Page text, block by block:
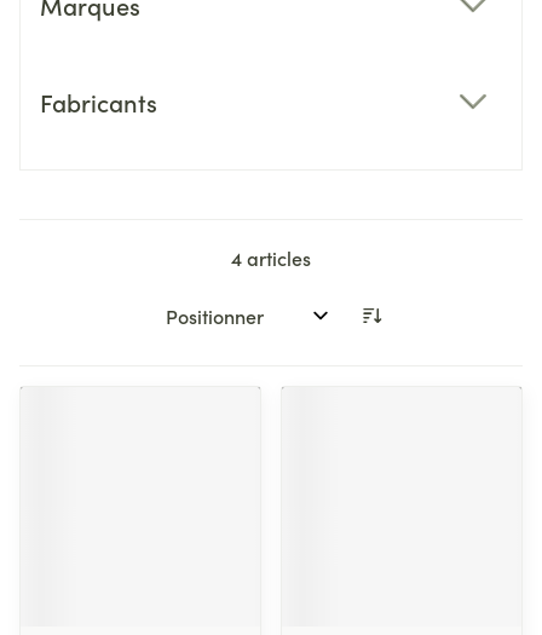
Fabricants
4articles
Trier par: